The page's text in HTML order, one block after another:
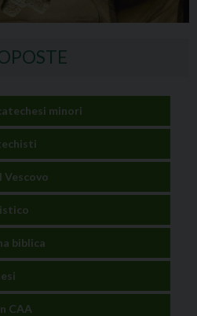
minori
Vescovo
biblica
CAA